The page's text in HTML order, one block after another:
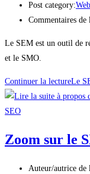
Post category:
Commentaires
Le SEM est un outil de
et le SMO.
Continuer la lectureLe
Zoom sur le
Auteur/autrice de